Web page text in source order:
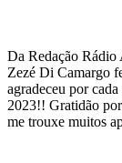
Da Redação
Zezé Di Camargo
agradeceu por
2023!! Gratidão
me trouxe muitos